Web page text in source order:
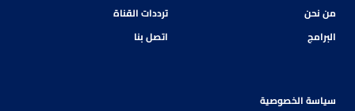
من نحن
البرامج
ترددات القناة
اتصل بنا
سياسة الخصوصية